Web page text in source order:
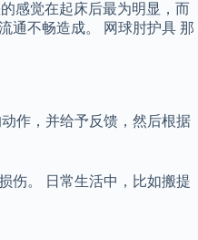
感觉在起床后最为明显，而
通不畅造成。 网球肘护具 那
作，并给予反馈，然后根据
伤。 日常生活中，比如搬提